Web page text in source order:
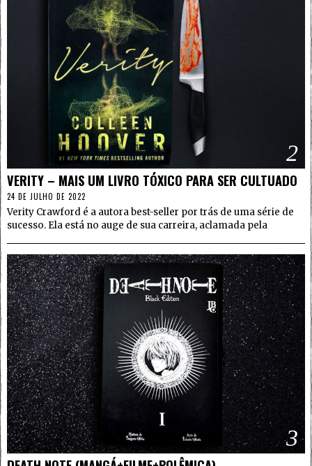
2
VERITY – MAIS UM LIVRO TÓXICO PARA SER CULTUADO
24 DE JULHO DE 2022
Verity Crawford é a autora best-seller por trás de uma série de
sucesso. Ela está no auge de sua carreira, aclamada pela
3